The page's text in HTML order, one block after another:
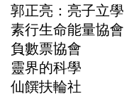
郭正亮：亮子立學
素行生命能量協會
負數票協會
靈界的科學
仙饌扶輪社